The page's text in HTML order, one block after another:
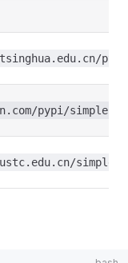
pypi/simple
simple